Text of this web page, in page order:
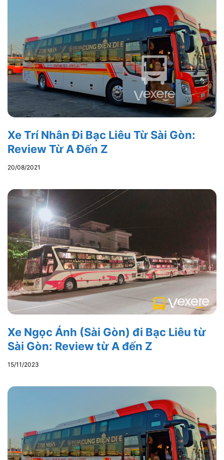
Xe Trí Nhân Đi Bạc Liêu Từ Sài Gòn:
Review Từ A Đến Z
20/08/2021
Xe Ngọc Ánh (Sài Gòn) đi Bạc Liêu từ
Sài Gòn: Review từ A đến Z
15/11/2023